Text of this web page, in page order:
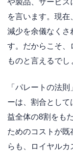
を言います。現
減少を余儀なくさ
す。だからこそ、
ものと言えるでし
「パレートの法
ーは、割合として
益全体の8割をも
ためのコストが
らも、ロイヤル